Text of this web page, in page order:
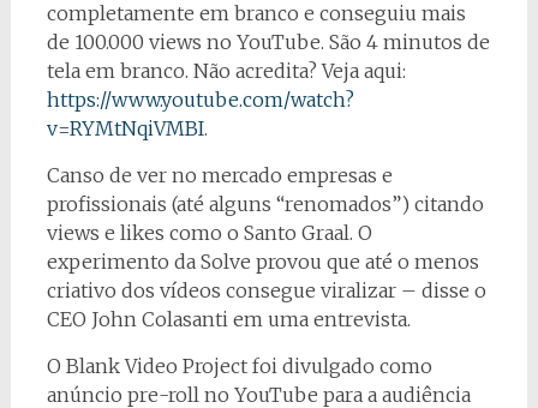
completamente em branco e conseguiu mais
de 100.000 views no YouTube. São 4 minutos de
tela em branco. Não acredita? Veja aqui:
https://www.youtube.com/watch?
v=RYMtNqiVMBI.
Canso de ver no mercado empresas e
profissionais (até alguns “renomados”) citando
views e likes como o Santo Graal. O
experimento da Solve provou que até o menos
criativo dos vídeos consegue viralizar – disse o
CEO John Colasanti em uma entrevista.
O Blank Video Project foi divulgado como
anúncio pre-roll no YouTube para a audiência